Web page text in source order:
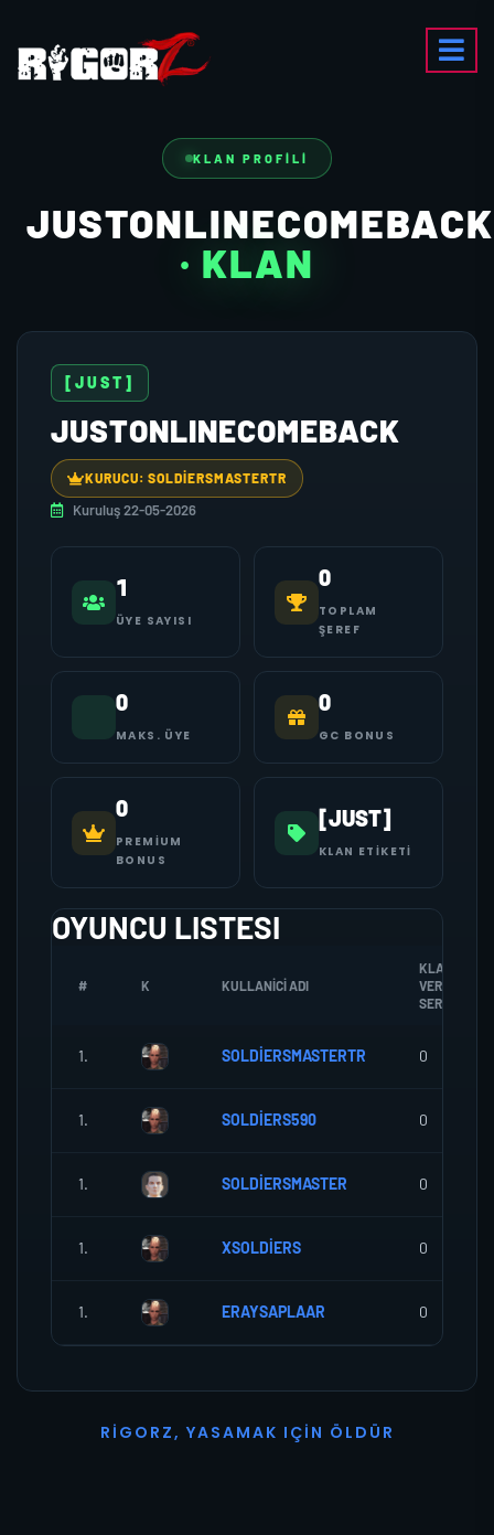
KLAN PROFILI
JUSTONLINECOMEBACK
· KLAN
[JUST]
JUSTONLINECOMEBACK
KURUCU: SOLDİERSMASTERTR
Kuruluş 22-05-2026
1
ÜYE SAYISI
0
TOPLAM
ŞEREF
0
MAKS. ÜYE
0
GC BONUS
0
PREMIUM
BONUS
[JUST]
KLAN ETIKETI
OYUNCU LISTESI
# K KULLANICI ADI
KLANA
VERDIGI
SEREF
1. SOLDİERSMASTERTR 0
1. SOLDİERS590 0
1. SOLDİERSMASTER 0
1. XSOLDİERS 0
1. ERAYSAPLAAR 0
R I G O R Z, YASAMAK I ÇI N Ö L D Ü R